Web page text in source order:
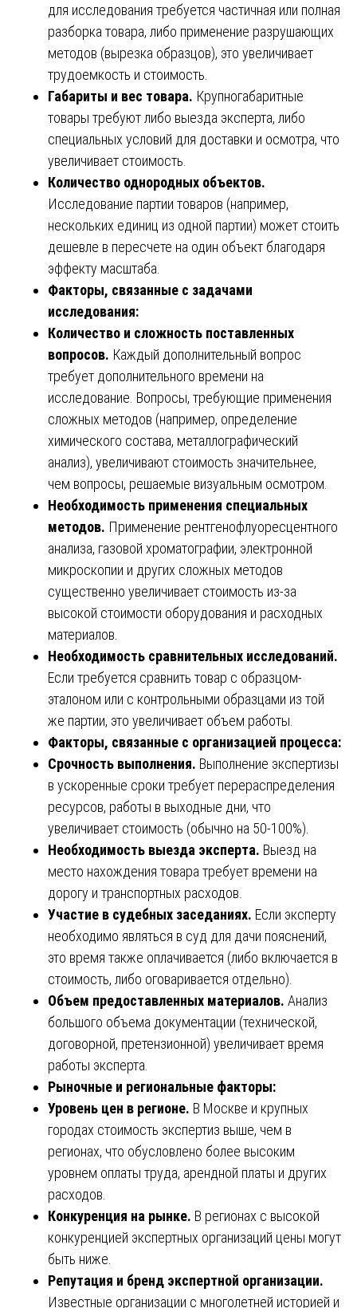
для исследования требуется частичная или полная
разборка товара, либо применение разрушающих
методов (вырезка образцов), это увеличивает
трудоемкость и стоимость.
Габариты и вес товара. Крупногабаритные
товары требуют либо выезда эксперта, либо
специальных условий для доставки и осмотра, что
увеличивает стоимость.
Количество однородных объектов.
Исследование партии товаров (например,
нескольких единиц из одной партии) может стоить
дешевле в пересчете на один объект благодаря
эффекту масштаба.
Факторы, связанные с задачами
исследования:
Количество и сложность поставленных
вопросов. Каждый дополнительный вопрос
требует дополнительного времени на
исследование. Вопросы, требующие применения
сложных методов (например, определение
химического состава, металлографический
анализ), увеличивают стоимость значительнее,
чем вопросы, решаемые визуальным осмотром.
Необходимость применения специальных
методов. Применение рентгенофлуоресцентного
анализа, газовой хроматографии, электронной
микроскопии и других сложных методов
существенно увеличивает стоимость из-за
высокой стоимости оборудования и расходных
материалов.
Необходимость сравнительных исследований.
Если требуется сравнить товар с образцом-
эталоном или с контрольными образцами из той
же партии, это увеличивает объем работы.
Факторы, связанные с организацией процесса:
Срочность выполнения. Выполнение экспертизы
в ускоренные сроки требует перераспределения
ресурсов, работы в выходные дни, что
увеличивает стоимость (обычно на 50-100%).
Необходимость выезда эксперта. Выезд на
место нахождения товара требует времени на
дорогу и транспортных расходов.
Участие в судебных заседаниях. Если эксперту
необходимо являться в суд для дачи пояснений,
это время также оплачивается (либо включается в
стоимость, либо оговаривается отдельно).
Объем предоставленных материалов. Анализ
большого объема документации (технической,
договорной, претензионной) увеличивает время
работы эксперта.
Рыночные и региональные факторы:
Уровень цен в регионе. В Москве и крупных
городах стоимость экспертиз выше, чем в
регионах, что обусловлено более высоким
уровнем оплаты труда, арендной платы и других
расходов.
Конкуренция на рынке. В регионах с высокой
конкуренцией экспертных организаций цены могут
быть ниже.
Репутация и бренд экспертной организации.
Известные организации с многолетней историей и